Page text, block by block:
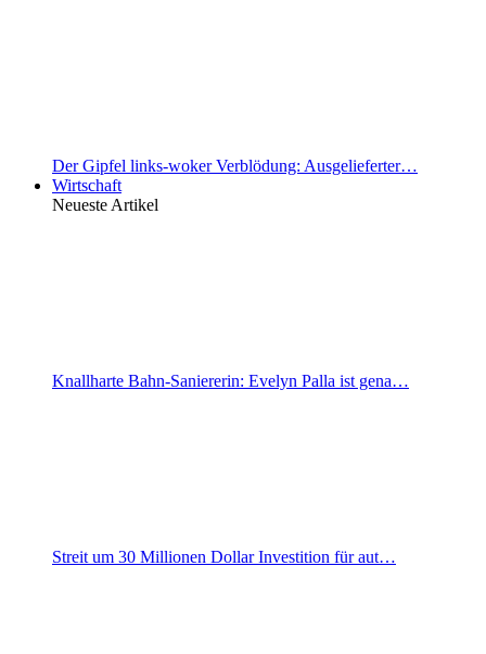
Der Gipfel links-woker Verblödung: Ausgelieferter…
Wirtschaft
Neueste Artikel
Knallharte Bahn-Saniererin: Evelyn Palla ist gena…
Streit um 30 Millionen Dollar Investition für aut…